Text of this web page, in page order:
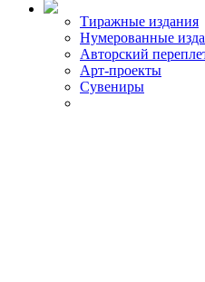
Тиражные издания
Нумерованные
Авторский
Арт-проекты
Сувениры